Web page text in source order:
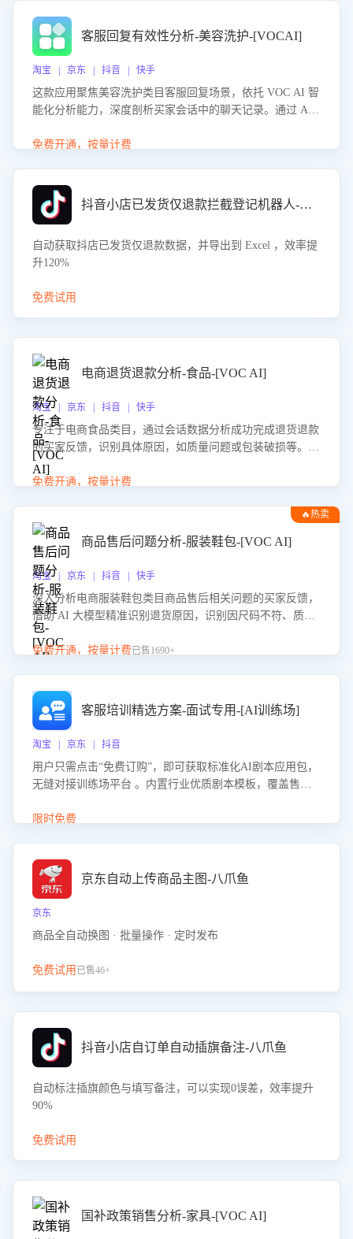
客服回复有效性分析-美容洗护-[VOCAI]
淘宝 | 京东 | 抖音 | 快手
这款应用聚焦美容洗护类目客服回复场景，依托 VOC AI 智
能化分析能力，深度剖析买家会话中的聊天记录。通过 AI
答的有效性与完整性，输出针对性改进策略，助力商家快速
免费开通，按量计费
抖音小店已发货仅退款拦截登记机器人-八爪鱼
自动获取抖店已发货仅退款数据，并导出到 Excel ，效率提
升120%
免费试用
电商退货退款分析-食品-[VOC AI]
淘宝 | 京东 | 抖音 | 快手
专注于电商食品类目，通过会话数据分析成功完成退货退款
的买家反馈，识别具体原因，如质量问题或包装破损等。结
合AI大模型，自动评估客服挽回效果，输出优化策略，助力
商家降低退款率，提升售后效率。
免费开通，按量计费
🔥热卖
商品售后问题分析-服装鞋包-[VOC AI]
淘宝 | 京东 | 抖音 | 快手
深入分析电商服装鞋包类目商品售后相关问题的买家反馈，
借助 AI 大模型精准识别退货原因，识别因尺码不符、质量
问题等导致的退货原因，给出全方位优化产品与服务的建
议，助力商家优化产品或服务，实现销售额的显著提升。
免费开通，按量计费已售1690+
客服培训精选方案-面试专用-[AI训练场]
淘宝 | 京东 | 抖音
用户只需点击“免费订购”，即可获取标准化AI剧本应用包，
无缝对接训练场平台 。内置行业优质剧本模板，覆盖售前
初始化时间，助力企业快速启动智能客服训练
限时免费
京东自动上传商品主图-八爪鱼
京东
商品全自动换图 · 批量操作 · 定时发布
免费试用 已售46+
抖音小店自订单自动插旗备注-八爪鱼
自动标注插旗颜色与填写备注，可以实现0误差，效率提升
90%
免费试用
国补政策销售分析-家具-[VOC AI]